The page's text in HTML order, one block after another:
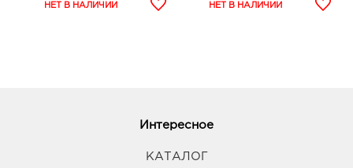
Интересное
КАТАЛОГ